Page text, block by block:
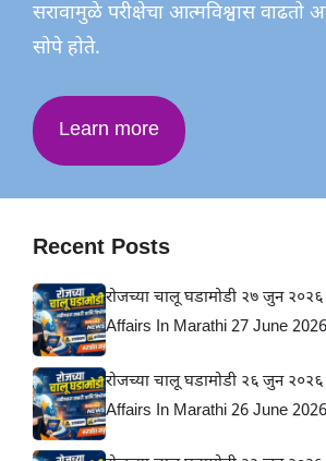
सरावामुळे परीक्षेचा आत्मविश्वास
सोपे होते.
Learn more
Recent Posts
रोजच्या चालू घडामोडी २७ जुन
Affairs In Marathi 27 June 2026
रोजच्या चालू घडामोडी २६ जुन
Affairs In Marathi 26 June 2026